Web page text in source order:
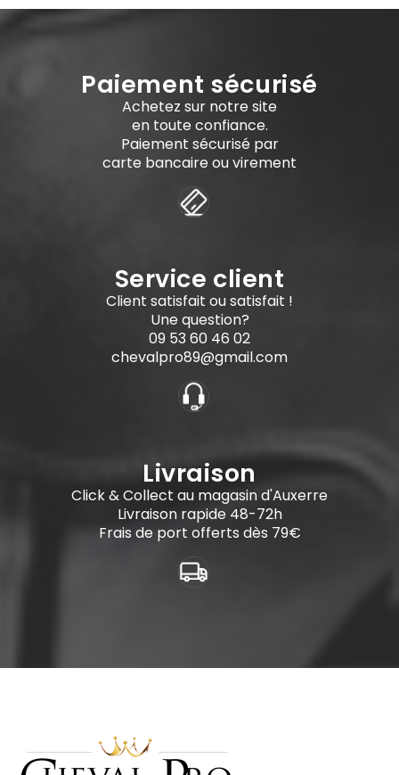
Paiement sécurisé
Achetez sur notre site
en toute confiance.
Paiement sécurisé par
carte bancaire ou virement
Service client
Client satisfait ou satisfait !
Une question?
09 53 60 46 02
chevalpro89@gmail.com
Livraison
Click & Collect au magasin d'Auxerre
Livraison rapide 48-72h
Frais de port offerts dès 79€